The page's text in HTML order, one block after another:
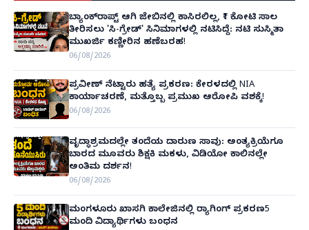
ಬ್ಯಾಂಕ್‌ರಾಪ್ಟ್‌ ಆಗಿ ಜೇಬಿನಲ್ಲಿ ಕಾಸಿರಲಿಲ್ಲ, ₹1 ಕೋಟಿ ಸಾಲ
ತೀರಿಸಲು 'ಸಿ-ಗ್ರೇಡ್' ಸಿನಿಮಾಗಳಲ್ಲಿ ನಟಿಸಿದ್ದೆ: ನಟಿ ಸುಸ್ಮಿತಾ
ಮುಖರ್ಜಿ ಕಣ್ಣೀರಿನ ಹಣೆಬರಹ!
06/08/2026
ಪ್ರವೀಣ್ ನೆಟ್ಟಾರು ಹತ್ಯೆ ಪ್ರಕರಣ: ಕೇರಳದಲ್ಲಿ NIA
ಕಾರ್ಯಾಚರಣೆ, ಮತ್ತೊಬ್ಬ ಪ್ರಮುಖ ಆರೋಪಿ ವಶಕ್ಕೆ!
06/08/2026
ವೃದ್ಧಾಶ್ರಮದಲ್ಲೇ ತಂದೆಯ ದಾರುಣ ಸಾವು: ಅಂತ್ಯಕ್ರಿಯೆಗೂ
ಬಾರದ ಮೂವರು ಶಿಕ್ಷಕಿ ಮಕಳು, ವಿಡಿಯೋ ಕಾಲಿನಲ್ಲೇ
ಅಂತಿಮ ದರ್ಶನ!
06/08/2026
ಮಂಗಳೂರು ಖಾಸಗಿ ಕಾಲೇಜಿನಲ್ಲಿ ರ‌್ಯಾಗಿಂಗ್ ಪ್ರಕರಣ5
ಮಂದಿ ವಿದ್ಯಾರ್ಥಿಗಳು ಬಂಧನ